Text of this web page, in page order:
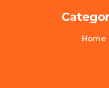
Home